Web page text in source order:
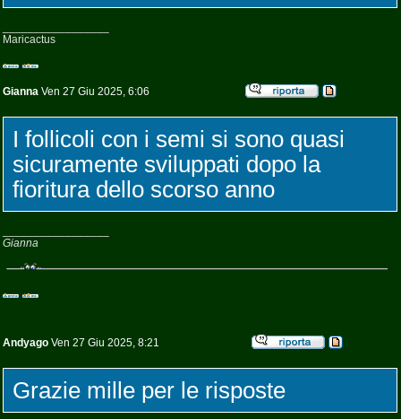
Maricactus
Gianna Ven 27 Giu 2025, 6:06
I follicoli con i semi si sono quasi
sicuramente sviluppati dopo la
fioritura dello scorso anno
Gianna
Andyago Ven 27 Giu 2025, 8:21
Grazie mille per le risposte